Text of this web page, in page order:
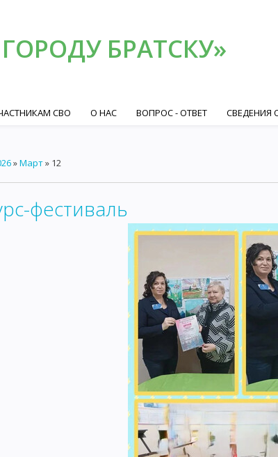
БРАТСКУ»
СВО О НАС ВОПРОС - ОТВЕТ СВЕДЕНИЯ
»Март» 12
фестиваль